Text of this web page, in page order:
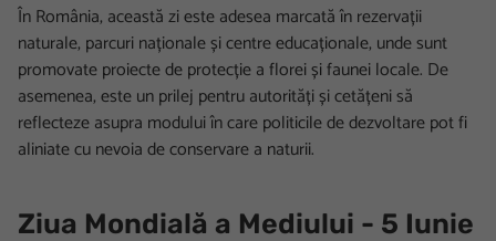
În România, această zi este adesea marcată în rezervații
naturale, parcuri naționale și centre educaționale, unde sunt
promovate proiecte de protecție a florei și faunei locale. De
asemenea, este un prilej pentru autorități și cetățeni să
reflecteze asupra modului în care politicile de dezvoltare pot fi
aliniate cu nevoia de conservare a naturii.
Ziua Mondială a Mediului - 5 Iunie